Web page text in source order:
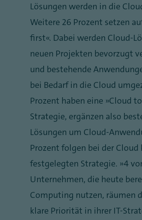
Lösungen werden in die
Weitere 26 Prozent setzen
first“. Dabei werden Cloud-
neuen Projekten bevorzugt
und bestehende
bei Bedarf in die Cloud
Prozent haben eine „Cloud
Strategie, ergänzen also
Lösungen um Cloud-
Prozent folgen bei der Cloud
festgelegten Strategie. „4
Unternehmen, die heute
Computing nutzen, räumen
klare Priorität in ihrer IT-